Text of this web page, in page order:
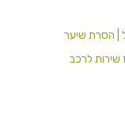
| הסרת שיער
שירות לרכב